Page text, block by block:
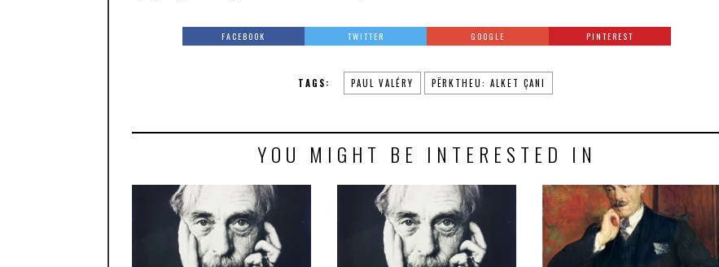
FACEBOOK TWITTER GOOGLE PINTEREST
TAGS: PAUL VALÉRY PËRKTHEU: ALKET ÇANI
YOU MIGHT BE INTERESTED IN